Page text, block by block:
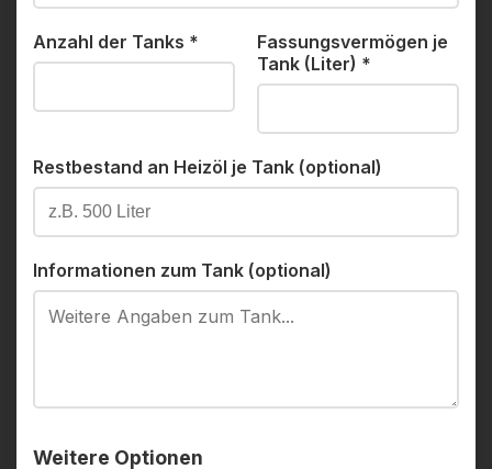
Anzahl der Tanks *
Fassungsvermögen je
Tank (Liter) *
Restbestand an Heizöl je Tank (optional)
Informationen zum Tank (optional)
Weitere Optionen